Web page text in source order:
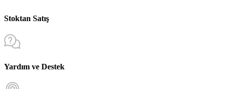
Stoktan Satış
Yardım ve Destek